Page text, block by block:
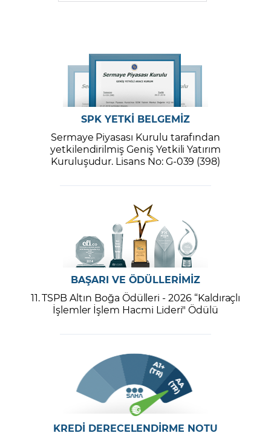
SPK YETKİ BELGEMİZ
Sermaye Piyasası Kurulu tarafından
yetkilendirilmiş Geniş Yetkili Yatırım
Kuruluşudur. Lisans No: G-039 (398)
BAŞARI VE ÖDÜLLERİMİZ
11. TSPB Altın Boğa Ödülleri - 2026 “Kaldıraçlı
İşlemler İşlem Hacmi Lideri" Ödülü
KREDİ DERECELENDİRME NOTU